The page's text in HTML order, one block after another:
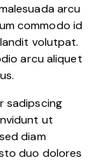
arcu
commodo id
volutpat.
arcu aliquet
sadipscing
ut
diam
duo dolores